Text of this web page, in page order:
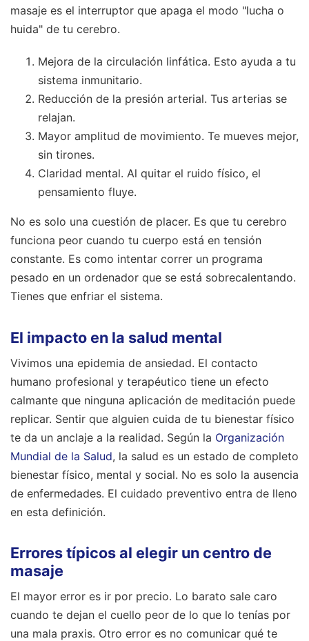
masaje es el interruptor que apaga el modo "lucha o
huida" de tu cerebro.
Mejora de la circulación linfática. Esto ayuda a tu
sistema inmunitario.
Reducción de la presión arterial. Tus arterias se
relajan.
Mayor amplitud de movimiento. Te mueves mejor,
sin tirones.
Claridad mental. Al quitar el ruido físico, el
pensamiento fluye.
No es solo una cuestión de placer. Es que tu cerebro
funciona peor cuando tu cuerpo está en tensión
constante. Es como intentar correr un programa
pesado en un ordenador que se está sobrecalentando.
Tienes que enfriar el sistema.
El impacto en la salud mental
Vivimos una epidemia de ansiedad. El contacto
humano profesional y terapéutico tiene un efecto
calmante que ninguna aplicación de meditación puede
replicar. Sentir que alguien cuida de tu bienestar físico
te da un anclaje a la realidad. Según la Organización
Mundial de la Salud, la salud es un estado de completo
bienestar físico, mental y social. No es solo la ausencia
de enfermedades. El cuidado preventivo entra de lleno
en esta definición.
Errores típicos al elegir un centro de
masaje
El mayor error es ir por precio. Lo barato sale caro
cuando te dejan el cuello peor de lo que lo tenías por
una mala praxis. Otro error es no comunicar qué te